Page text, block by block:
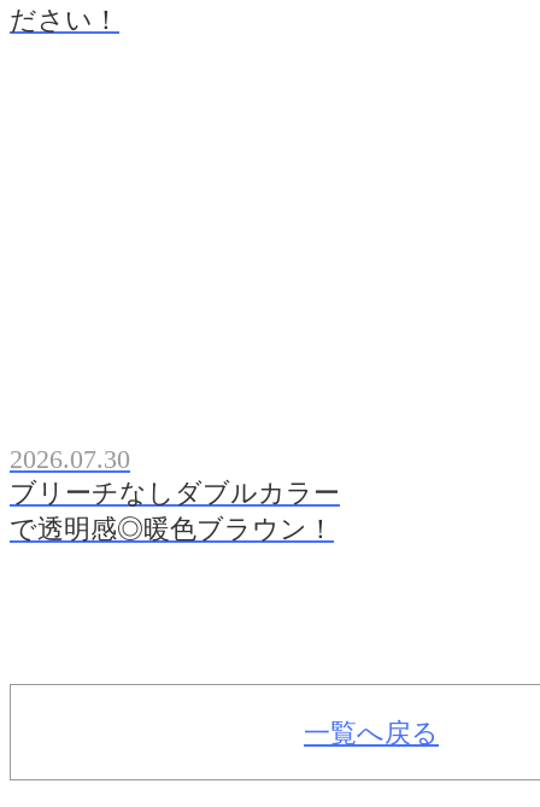
ださい！
2026.07.30
ブリーチなしダブルカラー
で透明感◎暖色ブラウン！
一覧へ戻る